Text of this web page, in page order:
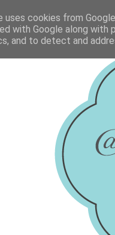
uses cookies from
with Google along
and to detect and